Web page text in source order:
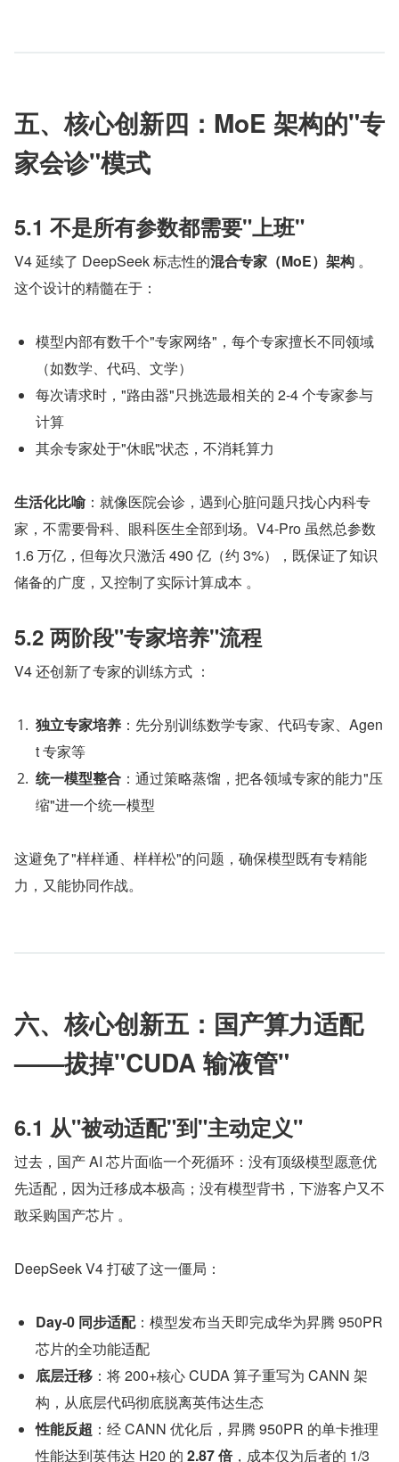
五、核心创新四：MoE 架构的"专
家会诊"模式
5.1 不是所有参数都需要"上班"
V4 延续了 DeepSeek 标志性的混合专家（MoE）架构 。
这个设计的精髓在于：
模型内部有数千个"专家网络"，每个专家擅长不同领域
（如数学、代码、文学）
每次请求时，"路由器"只挑选最相关的 2-4 个专家参与
计算
其余专家处于"休眠"状态，不消耗算力
生活化比喻：就像医院会诊，遇到心脏问题只找心内科专
家，不需要骨科、眼科医生全部到场。V4-Pro 虽然总参数
1.6 万亿，但每次只激活 490 亿（约 3%），既保证了知识
储备的广度，又控制了实际计算成本 。
5.2 两阶段"专家培养"流程
V4 还创新了专家的训练方式 ：
独立专家培养 ：先分别训练数学专家、代码专家、Agen
t 专家等
统一模型整合 ：通过策略蒸馏，把各领域专家的能力"压
缩"进一个统一模型
这避免了"样样通、样样松"的问题，确保模型既有专精能
力，又能协同作战。
六、核心创新五：国产算力适配
——拔掉"CUDA 输液管"
6.1 从"被动适配"到"主动定义"
过去，国产 AI 芯片面临一个死循环：没有顶级模型愿意优
先适配，因为迁移成本极高；没有模型背书，下游客户又不
敢采购国产芯片 。
DeepSeek V4 打破了这一僵局：
Day-0 同步适配：模型发布当天即完成华为昇腾 950PR
芯片的全功能适配
底层迁移 ：将 200+核心 CUDA 算子重写为 CANN 架
构，从底层代码彻底脱离英伟达生态
性能反超 ：经 CANN 优化后，昇腾 950PR 的单卡推理
性能达到英伟达 H20 的 2.87 倍，成本仅为后者的 1/3